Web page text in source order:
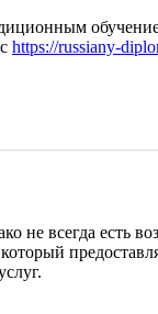
https://russiany-
не всегда есть